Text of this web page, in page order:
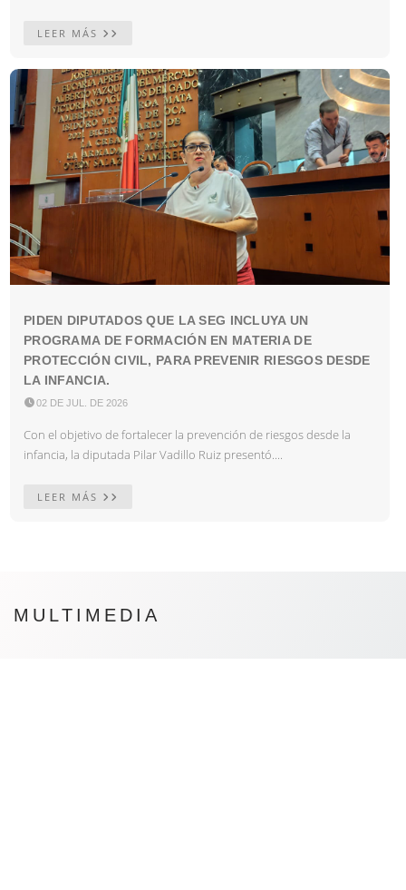
LEER MÁS
PIDEN DIPUTADOS QUE LA SEG INCLUYA UN
PROGRAMA DE FORMACIÓN EN MATERIA DE
PROTECCIÓN CIVIL, PARA PREVENIR RIESGOS DESDE
LA INFANCIA.
02 DE JUL. DE 2026
Con el objetivo de fortalecer la prevención de riesgos desde la
infancia, la diputada Pilar Vadillo Ruiz presentó....
LEER MÁS
MULTIMEDIA